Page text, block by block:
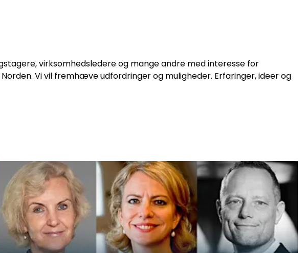
virksomhedsledere og mange andre med interesse for
Vi vil fremhæve udfordringer og muligheder. Erfaringer, ideer og